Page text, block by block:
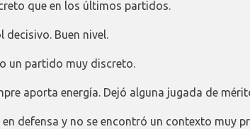
que en los últimos partidos.
decisivo. Buen nivel.
un partido muy discreto.
aporta energía. Dejó alguna jugada de
en defensa y no se encontró un contexto muy